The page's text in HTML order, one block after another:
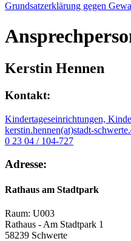
Grundsatzerklärung gegen
Kerstin Hennen
Kontakt:
Kindertageseinrichtungen,
kerstin.hennen(at)stadt-
0 23 04 / 104-727
Adresse:
Rathaus am Stadtpark
Raum: U003
Rathaus - Am Stadtpark 1
58239 Schwerte